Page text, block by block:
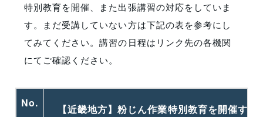
特別教育を開催、また出張講習の対応をしていま
す。まだ受講していない方は下記の表を参考にし
てみてください。講習の日程はリンク先の各機関
にてご確認ください。
No. 【近畿地方】粉じん作業特別教育を開催する